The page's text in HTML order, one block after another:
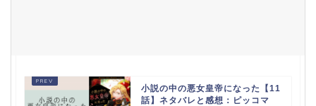
小説の中の悪女皇帝になった【11
話】ネタバレと感想：ピッコマ